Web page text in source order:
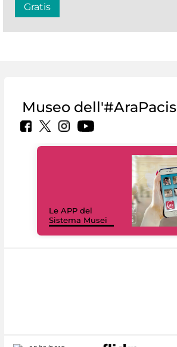
Gratis
Museo dell'#AraPacis
Le APP del
Sistema Musei